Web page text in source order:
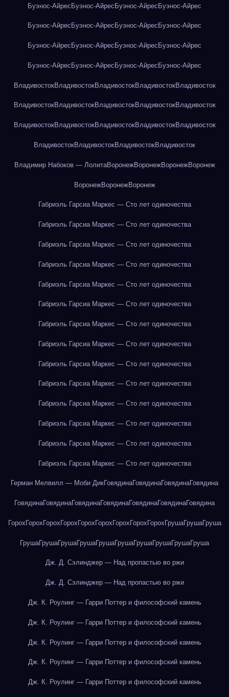
Буэнос-АйресБуэнос-АйресБуэнос-АйресБуэнос-Айрес
Буэнос-Айрес Буэнос-Айрес Буэнос-Айрес Буэнос-Айрес
Буэнос-Айрес Буэнос-Айрес Буэнос-Айрес Буэнос-Айрес
Буэнос-Айрес Буэнос-Айрес Буэнос-Айрес Буэнос-Айрес
ВладивостокВладивостокВладивостокВладивостокВладивосток
ВладивостокВладивостокВладивостокВладивостокВладивосток
ВладивостокВладивостокВладивостокВладивостокВладивосток
ВладивостокВладивостокВладивостокВладивосток
Владимир Набоков — ЛолитаВоронежВоронежВоронежВоронеж
ВоронежВоронежВоронеж
Габриэль Гарсиа Маркес — Сто лет одиночества
Габриэль Гарсиа Маркес — Сто лет одиночества
Габриэль Гарсиа Маркес — Сто лет одиночества
Габриэль Гарсиа Маркес — Сто лет одиночества
Габриэль Гарсиа Маркес — Сто лет одиночества
Габриэль Гарсиа Маркес — Сто лет одиночества
Габриэль Гарсиа Маркес — Сто лет одиночества
Габриэль Гарсиа Маркес — Сто лет одиночества
Габриэль Гарсиа Маркес — Сто лет одиночества
Габриэль Гарсиа Маркес — Сто лет одиночества
Габриэль Гарсиа Маркес — Сто лет одиночества
Габриэль Гарсиа Маркес — Сто лет одиночества
Габриэль Гарсиа Маркес — Сто лет одиночества
Габриэль Гарсиа Маркес — Сто лет одиночества
Герман Мелвилл — Моби ДикГовядинаГовядинаГовядинаГовядина
ГовядинаГовядинаГовядинаГовядинаГовядинаГовядинаГовядина
Горох Горох Горох Горох Горох Горох Горох Горох Горох ГрушаГрушаГруша
ГрушаГрушаГрушаГрушаГрушаГрушаГрушаГрушаГрушаГруша
Дж. Д. Сэлинджер — Над пропастью во ржи
Дж. Д. Сэлинджер — Над пропастью во ржи
Дж. К. Роулинг — Гарри Поттер и философский камень
Дж. К. Роулинг — Гарри Поттер и философский камень
Дж. К. Роулинг — Гарри Поттер и философский камень
Дж. К. Роулинг — Гарри Поттер и философский камень
Дж. К. Роулинг — Гарри Поттер и философский камень